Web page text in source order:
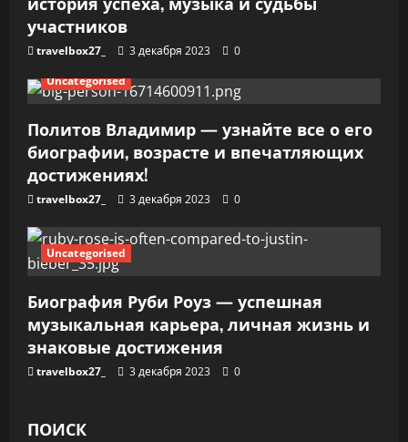
с
я
м
участников
travelbox27_ 3 декабря 2023
0
Uncategorised
Политов Владимир — узнайте все о его
биографии, возрасте и впечатляющих
достижениях!
travelbox27_ 3 декабря 2023 0
Uncategorised
Биография Руби Роуз — успешная
музыкальная карьера, личная жизнь и
знаковые достижения
travelbox27_ 3 декабря 2023 0
ПОИСК